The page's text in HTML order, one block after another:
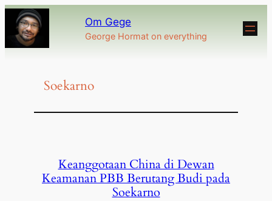
Om Gege
George Hormat on everything
Soekarno
Keanggotaan China di Dewan
Keamanan PBB Berutang Budi pada
Soekarno